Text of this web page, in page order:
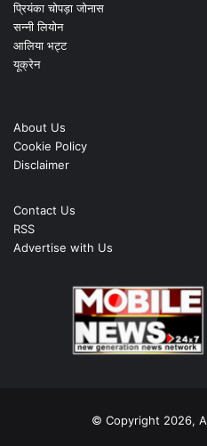
प्रियंका चोपड़ा जोनास
सन्नी लियोन
आलिया भट्ट
यूक्रेन
About Us
Cookie Policy
Disclaimer
Contact Us
RSS
Advertise with Us
© Copyright 2026,